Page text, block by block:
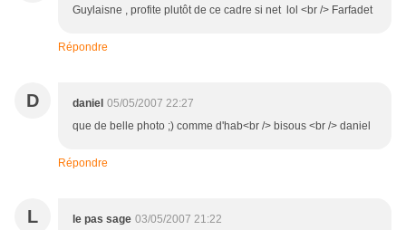
Guylaisne , profite plutôt de ce cadre si net lol <br /> Farfadet
Répondre
D daniel 05/05/2007 22:27
que de belle photo ;) comme d'hab<br /> bisous <br /> daniel
Répondre
L le pas sage 03/05/2007 21:22